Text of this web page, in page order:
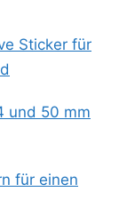
Sticker für
und 50 mm
für einen